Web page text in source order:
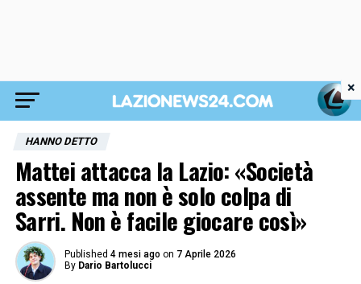
HANNO DETTO
Mattei attacca la Lazio: «Società
assente ma non è solo colpa di
Sarri. Non è facile giocare così»
Published 4 mesi ago on 7 Aprile 2026
By Dario Bartolucci
×